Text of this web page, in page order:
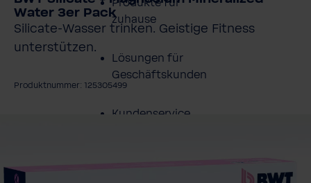
Produkte für
zuhause
Lösungen für
Geschäftskunden
Kundenservice
Water 3er Pack
Silicate-Wasser trinken. Geistige Fitness
unterstützen.
Produktnummer: 125305499